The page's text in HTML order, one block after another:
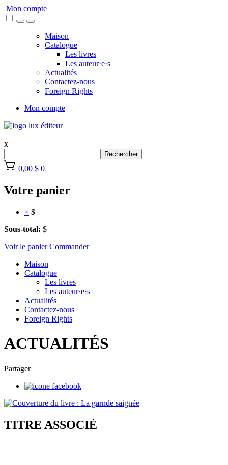
Skip
to
Mon compte
Maison
Catalogue
Les livres
Les auteur·e·s
Actualités
Contactez-nous
Foreign Rights
Mon compte
x
Rechercher
0,00 $ 0
Votre panier
× $
Sous-total: $
Voir le panier Commander
Maison
Catalogue
Les livres
Les auteur·e·s
Actualités
Contactez-nous
Foreign Rights
ACTUALITÉS
Partager
TITRE ASSOCIÉ